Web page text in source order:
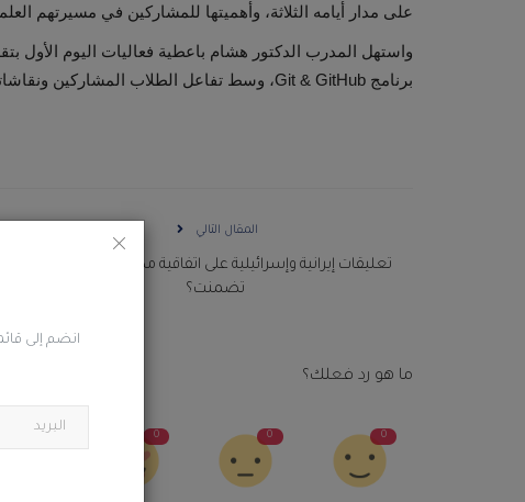
انضم إلى
على مدار أيامه الثلاثة، وأهميتها للمشاركين في مسيرتهم
واستهل المدرب الدكتور هشام باعطية فعاليات اليوم الأول
برنامج Git & GitHub، وسط تفاعل الطلاب المشاركين ونقاشاتهم المثمرة.
المقال التالي
تعليقات إيرانية وإسرائيلية على اتفاقية مكة الدفاعية .. ماذا
تضمنت؟
ما هو رد فعلك؟
0
0
0
0